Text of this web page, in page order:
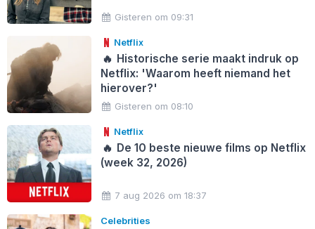
Gisteren om 09:31
Netflix
🔥 Historische serie maakt indruk op
Netflix: 'Waarom heeft niemand het
hierover?'
Gisteren om 08:10
Netflix
🔥 De 10 beste nieuwe films op Netflix
(week 32, 2026)
7 aug 2026 om 18:37
Celebrities